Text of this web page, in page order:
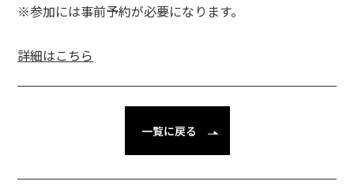
※参加には事前予約が必要になります。
詳細はこちら
一覧に戻る